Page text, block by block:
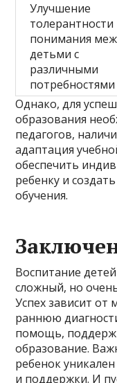
Улучшение
толерантности
понимания
детьми с
различными
потребностями
Однако, для
образования
педагогов,
адаптация
обеспечить
ребенку и
обучения.
Воспитание
сложный, но
Успех зависит от
раннюю
помощь,
образование.
ребенок
и поддержки. И